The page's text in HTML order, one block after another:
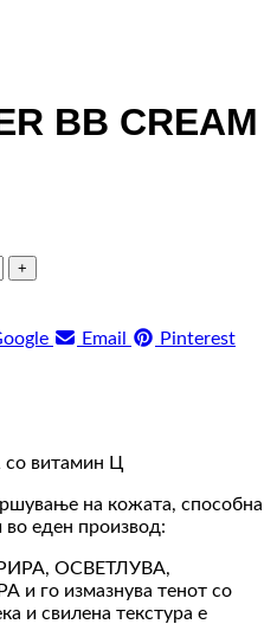
BB CREAM
Email Pinterest
со витамин Ц
на кожата, способна
еден производ:
ОСВЕТЛУВА,
го измазнува тенот со
и свилена текстура е